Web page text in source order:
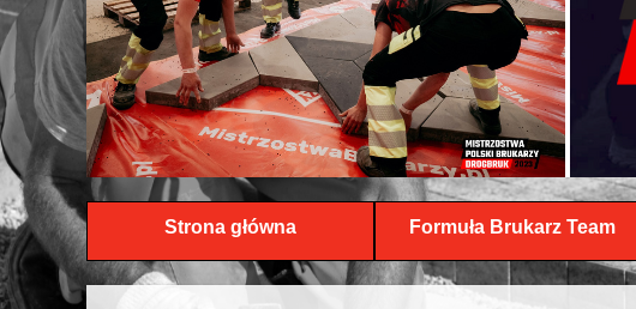
Strona główna Formuła Brukarz Team